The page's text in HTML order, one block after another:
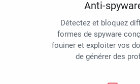
Anti-
Détectez et bloquez
formes de spyware
fouiner et exploiter vos
de générer des